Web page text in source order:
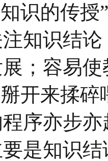
识的传
知识结
；容易
开来揉
序亦步
是知识